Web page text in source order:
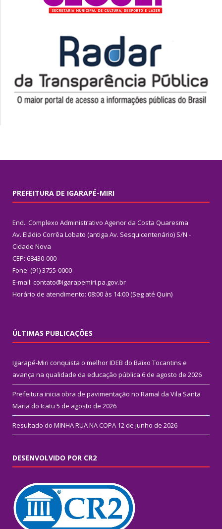
PREFEITURA DE IGARAPÉ-MIRI
End.: Complexo Administrativo Agenor da Costa Quaresma
Av. Eládio Corrêa Lobato (antiga Av. Sesquicentenário) S/N -
Cidade Nova
CEP: 68430-000
Fone: (91) 3755-0000
E-mail: contato@igarapemiri.pa.gov.br
Horário de atendimento: 08:00 às 14:00 (Seg até Quin)
ÚLTIMAS PUBLICAÇÕES
Igarapé-Miri conquista o melhor IDEB do Baixo Tocantins e
avança na qualidade da educação pública 6 de agosto de 2026
Prefeitura inicia obra de pavimentação no Ramal da Vila Santa
Maria do Icatu 5 de agosto de 2026
Resultado do MINHA RUA NA COPA 12 de junho de 2026
DESENVOLVIDO POR CR2